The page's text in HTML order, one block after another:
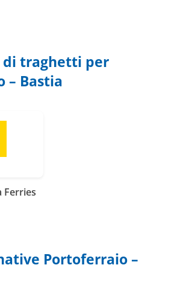
di traghetti per
– Bastia
Ferries
Portoferraio –